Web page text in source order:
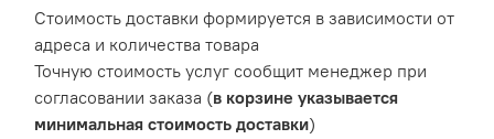
Cтоимость доставки формируется в зависимости от
адреса и количества товара
Точную стоимость услуг сообщит менеджер при
согласовании заказа (в корзине указывается
минимальная стоимость доставки)